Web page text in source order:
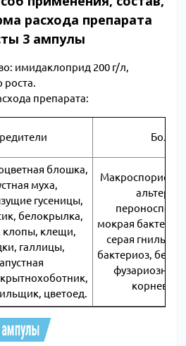
расхода препарата
3 ампулы
имидаклоприд 200 г/л,
роста.
препарата:
блошка,
муха,
гусеницы,
белокрылка,
клопы, клещи,
галлицы,
цветоед.
Макроспориоз,
мокрая
серая гниль,
бактериоз,
фузариозное
корневая